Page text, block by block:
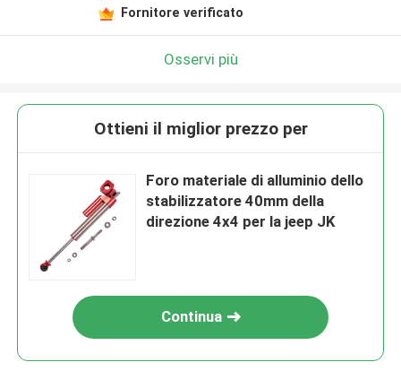
Fornitore verificato
Osservi più
Ottieni il miglior prezzo per
Foro materiale di alluminio dello
stabilizzatore 40mm della
direzione 4x4 per la jeep JK
Continua